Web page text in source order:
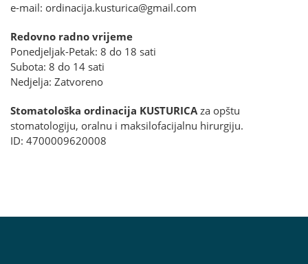
e-mail: ordinacija.kusturica@gmail.com
Redovno radno vrijeme
Ponedjeljak-Petak: 8 do 18 sati
Subota: 8 do 14 sati
Nedjelja: Zatvoreno
Stomatološka ordinacija KUSTURICAza opštu
stomatologiju, oralnu i maksilofacijalnu hirurgiju.
ID: 4700009620008